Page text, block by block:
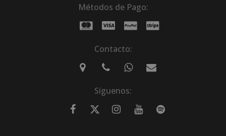
Métodos de Pago:
Contacto:
Síguenos: